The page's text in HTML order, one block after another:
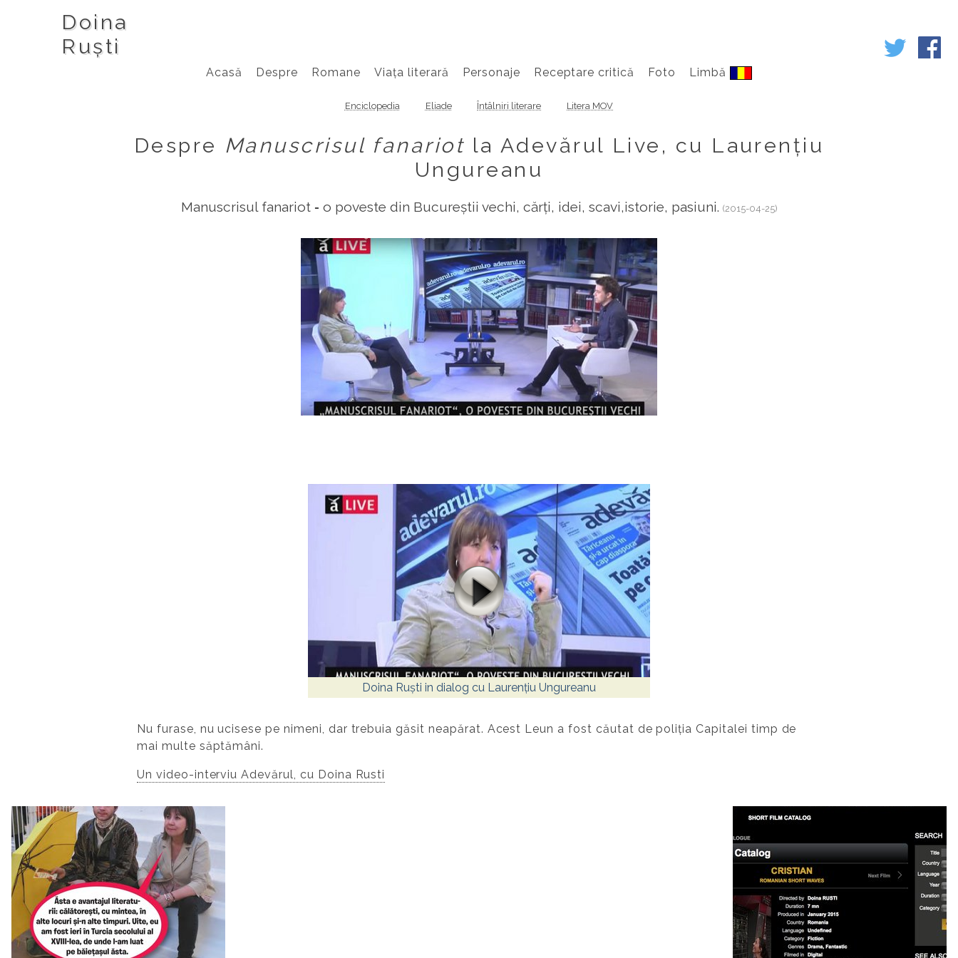
Doina
Ruști
Acasă Despre Romane Viața literară Personaje Receptare critică Foto Limbă
Enciclopedia Eliade Întâlniri literare Litera MOV
Despre Manuscrisul fanariot la Adevărul Live, cu Laurențiu
Ungureanu
Manuscrisul fanariot ‑ o poveste din Bucureștii vechi, cărți, idei, scavi,istorie, pasiuni. (2015-04-25)
Doina Ruști in dialog cu Laurențiu Ungureanu
Nu furase, nu ucisese pe nimeni, dar trebuia găsit neapărat. Acest Leun a fost căutat de poliția Capitalei timp de
mai multe săptămâni.
Un video-interviu Adevărul, cu Doina Rusti